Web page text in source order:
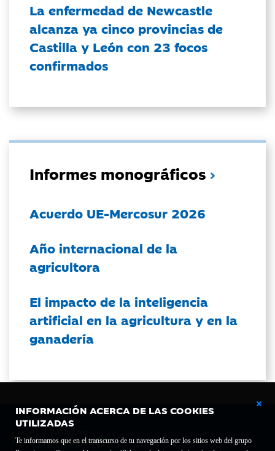
INFORMACIÓN ACERCA DE LAS COOKIES
UTILIZADAS
Te informamos que en el transcurso de tu navegación por los sitios web del grupo
La enfermedad de Newcastle
alcanza ya cinco provincias de
Castilla y León con 23 focos
confirmados
Informes monográficos
Acuerdo UE-Mercosur 2026
Año internacional de la
agricultora
El impacto de la inteligencia
artificial en la agricultura y en la
ganadería